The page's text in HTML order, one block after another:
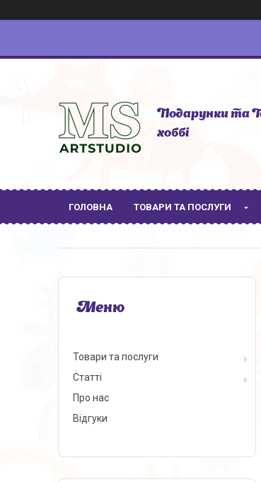
Подарунки та
хоббі
ГОЛОВНА ТОВАРИ ТА ПОСЛУГИ
Товари та послуги
Статті
Про нас
Відгуки